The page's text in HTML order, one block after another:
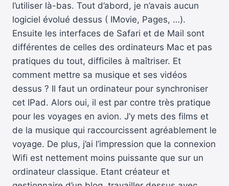
l’utiliser là-bas. Tout d’abord, je n’avais aucun
logiciel évolué dessus ( IMovie, Pages, …).
Ensuite les interfaces de Safari et de Mail sont
différentes de celles des ordinateurs Mac et pas
pratiques du tout, difficiles à maîtriser. Et
comment mettre sa musique et ses vidéos
dessus ? Il faut un ordinateur pour synchroniser
cet IPad. Alors oui, il est par contre très pratique
pour les voyages en avion. J’y mets des films et
de la musique qui raccourcissent agréablement le
voyage. De plus, j’ai l’impression que la connexion
Wifi est nettement moins puissante que sur un
ordinateur classique. Etant créateur et